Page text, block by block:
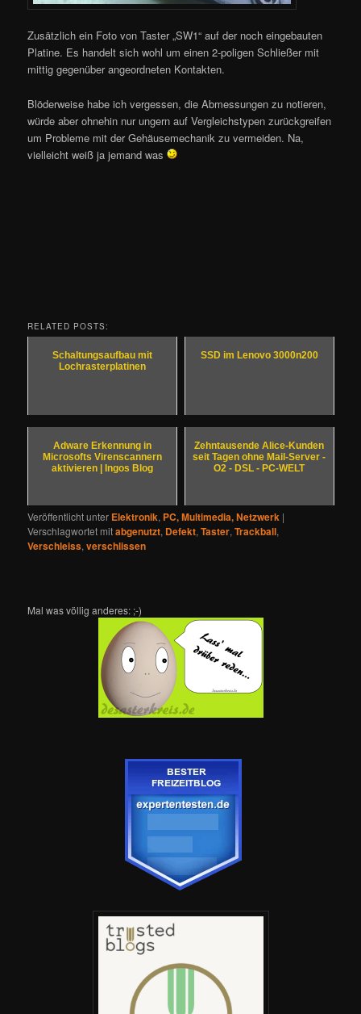
Zusätzlich ein Foto von Taster „SW1“ auf der noch eingebauten
Platine. Es handelt sich wohl um einen 2-poligen Schließer mit
mittig gegenüber angeordneten Kontakten.
Blöderweise habe ich vergessen, die Abmessungen zu notieren,
würde aber ohnehin nur ungern auf Vergleichstypen zurückgreifen
um Probleme mit der Gehäusemechanik zu vermeiden. Na,
vielleicht weiß ja jemand was
RELATED POSTS:
Schaltungsaufbau mit
Lochrasterplatinen
SSD im Lenovo 3000n200
Adware Erkennung in
Microsofts Virenscannern
aktivieren | Ingos Blog
Zehntausende Alice-Kunden
seit Tagen ohne Mail-Server -
O2 - DSL - PC-WELT
Veröffentlicht unter Elektronik, PC, Multimedia, Netzwerk |
Verschlagwortet mitabgenutzt, Defekt,Taster,Trackball,
Verschleiss,verschlissen
Mal was völlig anderes: ;-)